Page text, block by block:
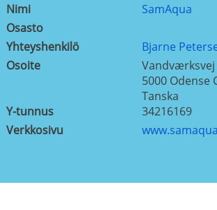
Nimi
SamAqua
Osasto
Yhteyshenkilö
Bjarne
Osoite
Vandværksvej
5000 Odense
Tanska
Y-tunnus
34216169
Verkkosivu